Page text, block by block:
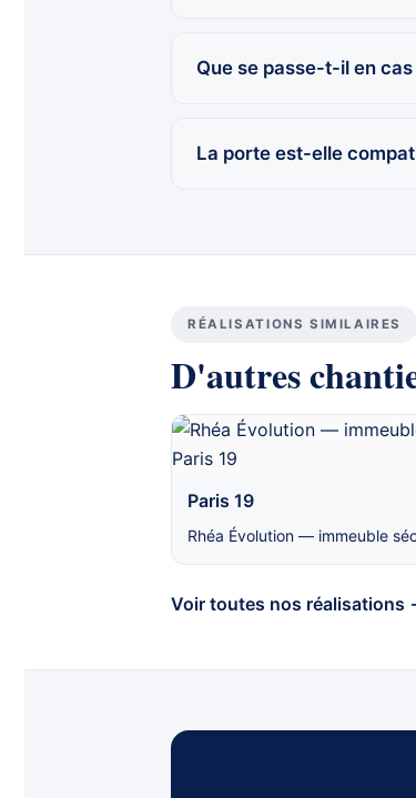
Que se passe-t-il en
La porte est-elle
RÉALISATIONS SIMILAIRES
D'autres
Paris 19
Rhéa Évolution — immeuble
Voir toutes nos réalisations